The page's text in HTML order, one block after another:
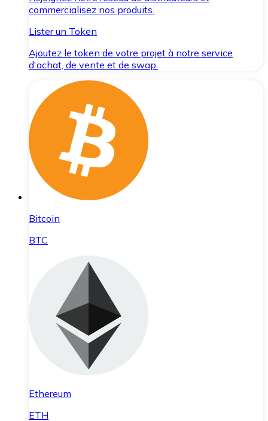
commercialisez nos produits.
Lister un Token
Ajoutez le token de votre projet à notre service
d'achat, de vente et de swap.
Bitcoin
BTC
Ethereum
ETH